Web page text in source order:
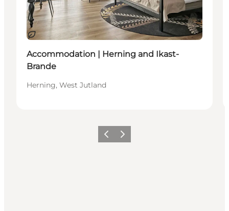
Sostenibile
Accommodation | Herning and Ikast-
Brande
Herning, West Jutland
Precedente
Avanti